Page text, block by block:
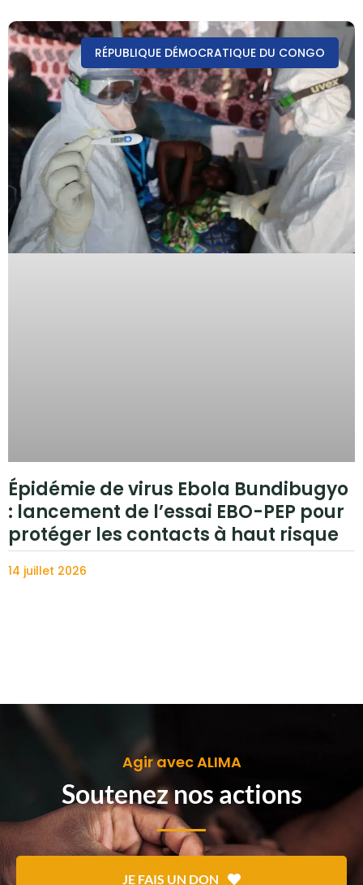
RÉPUBLIQUE DÉMOCRATIQUE DU CONGO
Épidémie de virus Ebola Bundibugyo
: lancement de l’essai EBO-PEP pour
protéger les contacts à haut risque
14 juillet 2026
Agir avec ALIMA
Soutenez nos actions
JE FAIS UN DON